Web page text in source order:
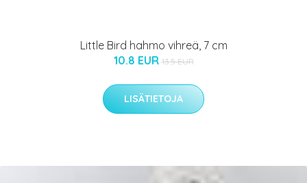
Little Bird hahmo vihreä, 7 cm
10.8 EUR 13.5 EUR
LISÄTIETOJA